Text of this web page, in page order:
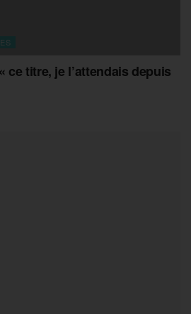
ce titre, je l’attendais depuis